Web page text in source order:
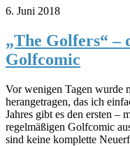
6. Juni 2018
„The Golfers“ –
Golfcomic
Vor wenigen Tagen wurde
herangetragen, das ich
Jahres gibt es den ersten –
regelmäßigen Golfcomic
sind keine komplette